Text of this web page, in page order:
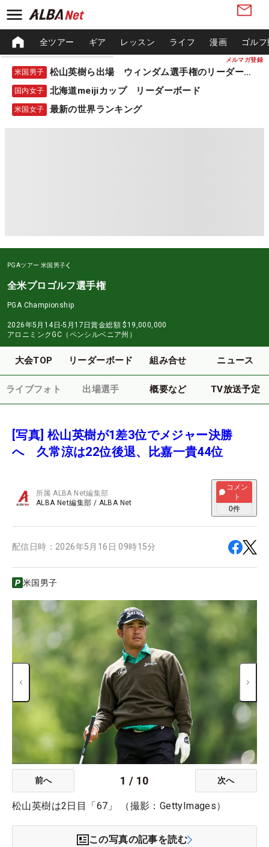
メルマガ登録
全ツアー ギア レッスン ライフ 漫画 ゴル
米国男子 松山英樹ら出場 ウィンダム選手権のリーダーボード
国内女子 北海道meijiカップ リーダーボード
米国女子 最新の世界ランキング
PGAツアー 米国男子
全米プロゴルフ選手権
PGA Championship
2026年5月14日-5月17日賞金総額 $19,000,000
アロニミンクGC（ペンシルベニア州）
大会TOP リーダーボード 組み合せ ニュース
ライブフォト 出場選手 概要など TV放送予定
[写真] 松山英樹が1差3位でメジャー決勝
へ 久常涼は22位後退、比嘉一貴44位
所属ALBA Net編集部
ALBA Net編集部 / ALBA Net
コメン
ト
0件
配信日時： 2026年5月16日 09時15分
米国男子
前へ 1 / 10 次へ
松山英樹は2日目「67」 （撮影：GettyImages）
この写真の記事を読む